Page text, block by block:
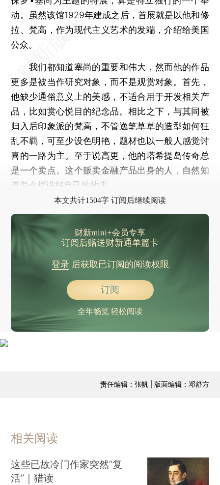
动。虽然该馆1929年建成之后，首展就是以他和修
拉、梵高，作为现代主义艺术的发端，介绍给美国
公众。
我们都知道塞尚的重要和伟大，然而他的作品
更多是被当作研究对象，而不是观赏对象。首先，
他缺少通俗意义上的美感，不适合用于开发相关产
品，比如赏心悦目的纪念品。相比之下，与其同被
归入后印象派的梵高，不管逸笔草草的造型如何狂
乱不羁，可至少设色明艳，题材也以一般人感觉讨
喜的一路为主。至于说高更，他的塔希提岛传奇总
是一个卖点。这个贩卖金融产品出身的人，自然知
道怎么样讲好自己的故事。
本文共计1504字 订阅后继续阅读
财新mini+会员专享
订阅后赠送财新通单篇卡
登录后获取已订阅的阅读权限
订阅
全年畅览 轻松阅读
责任编辑：张帆 | 版面编辑：邓舒方
相关阅读
这些已故冷门作家突然“复
活”｜猎读